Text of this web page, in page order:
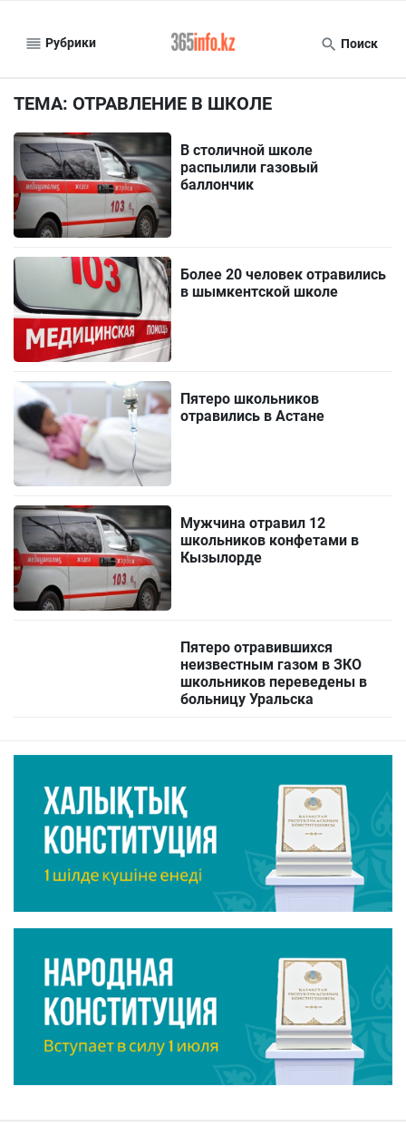
Рубрики Поиск
ТЕМА: ОТРАВЛЕНИЕ В ШКОЛЕ
В столичной школе
распылили газовый
баллончик
Более 20 человек отравились
в шымкентской школе
Пятеро школьников
отравились в Астане
Мужчина отравил 12
школьников конфетами в
Кызылорде
Пятеро отравившихся
неизвестным газом в ЗКО
школьников переведены в
больницу Уральска